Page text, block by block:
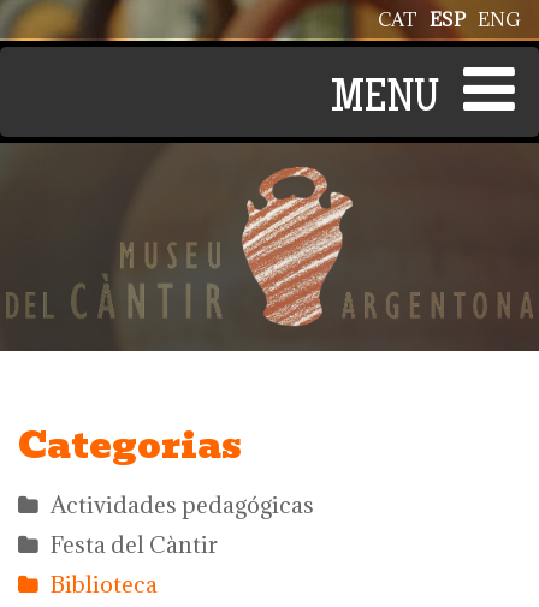
Pasar al contenido principal ENG
ESP
CAT
Categorias
Actividades pedagógicas
Festa del Càntir
Biblioteca